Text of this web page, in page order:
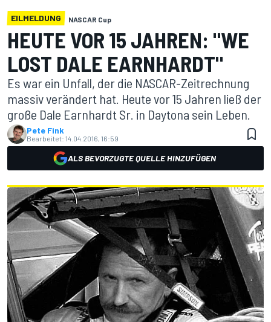
EILMELDUNG NASCAR Cup
HEUTE VOR 15 JAHREN: "WE
LOST DALE EARNHARDT"
Es war ein Unfall, der die NASCAR-Zeitrechnung
massiv verändert hat. Heute vor 15 Jahren ließ der
große Dale Earnhardt Sr. in Daytona sein Leben.
Pete Fink
Bearbeitet: 14.04.2016, 16:59
ALS BEVORZUGTE QUELLE HINZUFÜGEN